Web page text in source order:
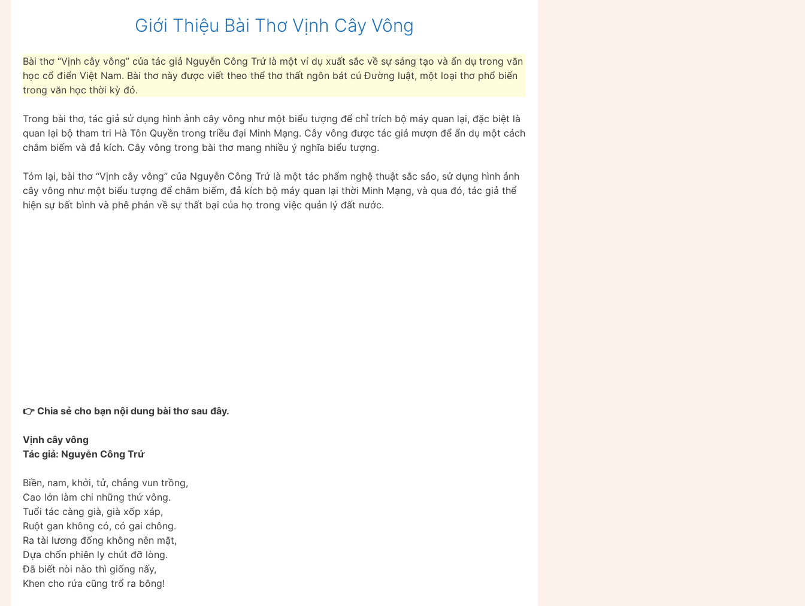
Giới Thiệu Bài Thơ Vịnh Cây Vông
Bài thơ “Vịnh cây vông” của tác giả Nguyễn Công Trứ là một ví dụ xuất sắc về sự sáng tạo và ẩn dụ trong văn
học cổ điển Việt Nam. Bài thơ này được viết theo thể thơ thất ngôn bát cú Đường luật, một loại thơ phổ biến
trong văn học thời kỳ đó.
Trong bài thơ, tác giả sử dụng hình ảnh cây vông như một biểu tượng để chỉ trích bộ máy quan lại, đặc biệt là
quan lại bộ tham tri Hà Tôn Quyền trong triều đại Minh Mạng. Cây vông được tác giả mượn để ẩn dụ một cách
châm biếm và đả kích. Cây vông trong bài thơ mang nhiều ý nghĩa biểu tượng.
Tóm lại, bài thơ “Vịnh cây vông” của Nguyễn Công Trứ là một tác phẩm nghệ thuật sắc sảo, sử dụng hình ảnh
cây vông như một biểu tượng để châm biếm, đả kích bộ máy quan lại thời Minh Mạng, và qua đó, tác giả thể
hiện sự bất bình và phê phán về sự thất bại của họ trong việc quản lý đất nước.
👉 Chia sẻ cho bạn nội dung bài thơ sau đây.
Vịnh cây vông
Tác giả: Nguyễn Công Trứ
Biền, nam, khởi, tử, chẳng vun trồng,
Cao lớn làm chi những thứ vông.
Tuổi tác càng già, già xốp xáp,
Ruột gan không có, có gai chông.
Ra tài lương đống không nên mặt,
Dựa chốn phiên ly chút đỡ lòng.
Đã biết nòi nào thì giống nấy,
Khen cho rứa cũng trổ ra bông!